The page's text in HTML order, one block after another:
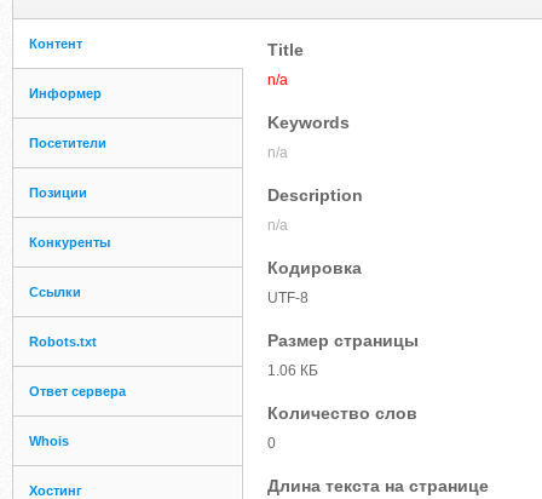
Контент
Информер
Посетители
Позиции
Конкуренты
Ссылки
Robots.txt
Ответ сервера
Whois
Хостинг
Title
n/a
Keywords
n/a
Description
n/a
Кодировка
UTF-8
Размер страницы
1.06 КБ
Количество слов
0
Длина текста на странице